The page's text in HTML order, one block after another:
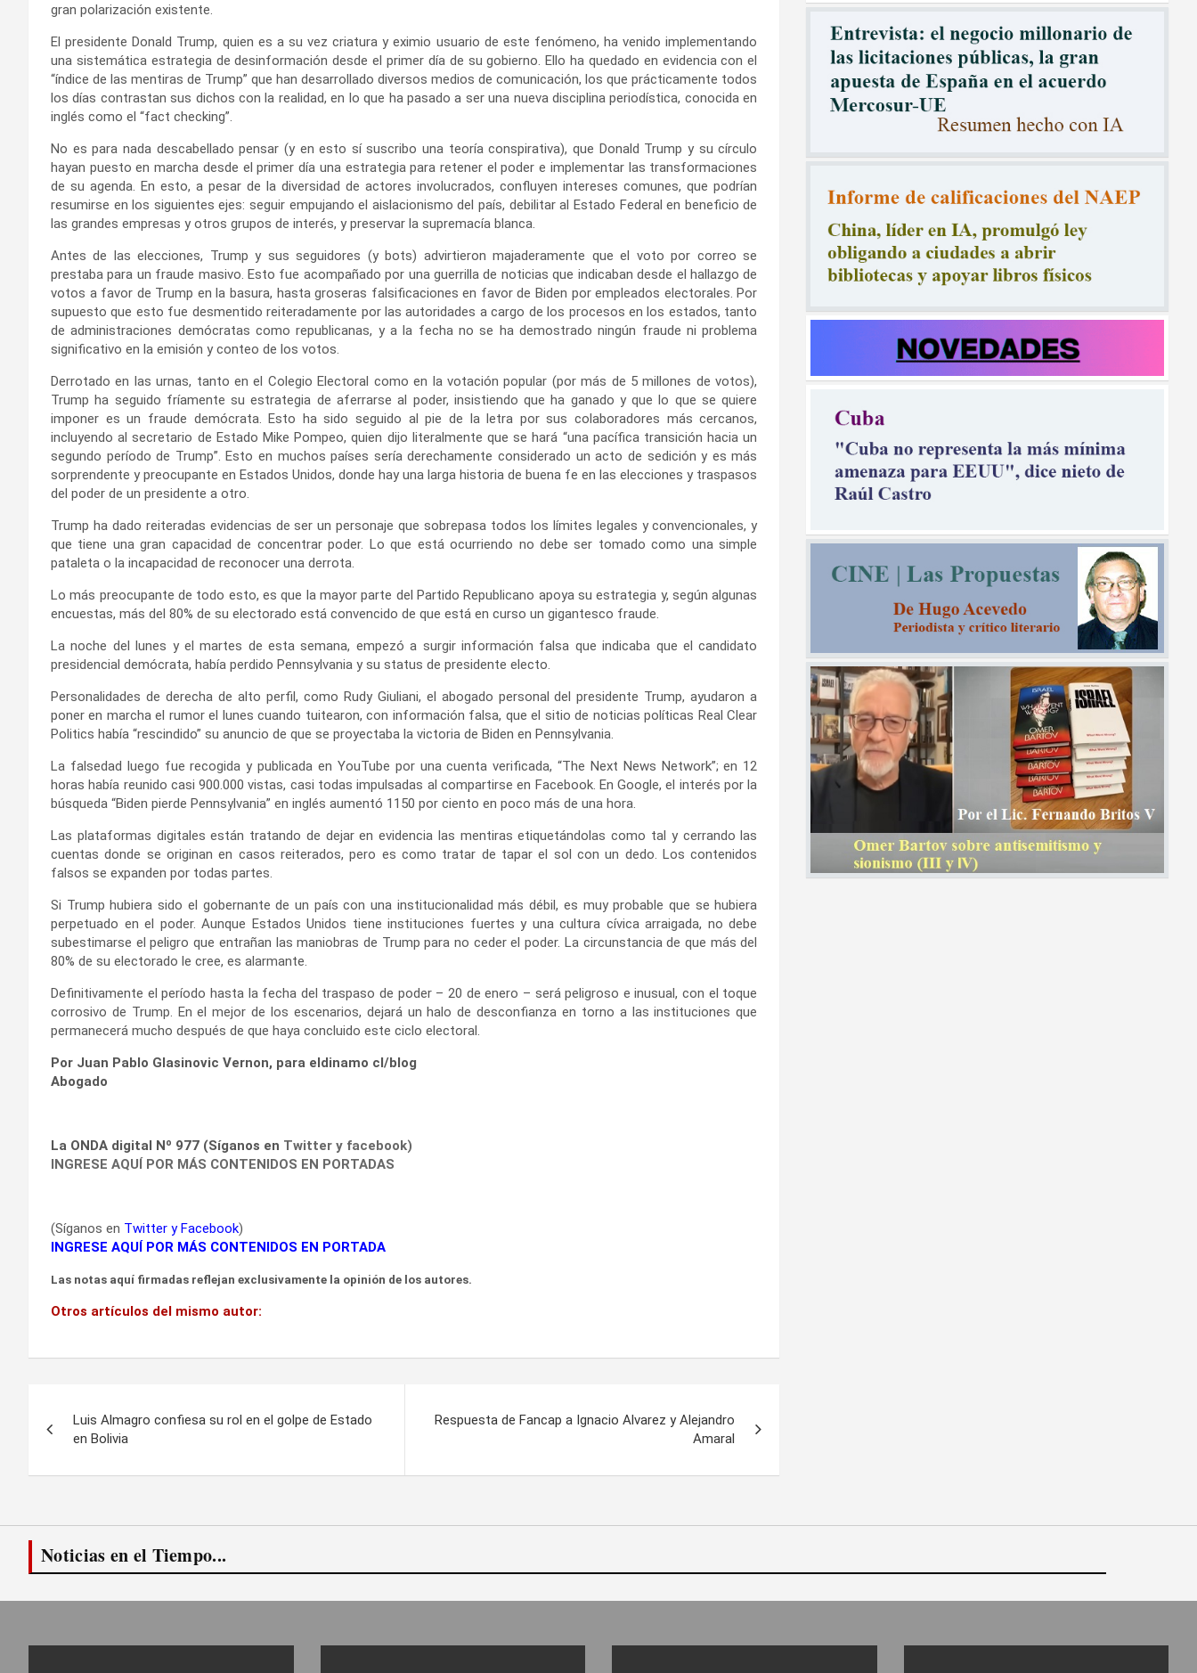
gran polarización existente.
El presidente Donald Trump, quien es a su vez criatura y eximio usuario de este fenómeno, ha venido implementando
una sistemática estrategia de desinformación desde el primer día de su gobierno. Ello ha quedado en evidencia con el
“índice de las mentiras de Trump” que han desarrollado diversos medios de comunicación, los que prácticamente todos
los días contrastan sus dichos con la realidad, en lo que ha pasado a ser una nueva disciplina periodística, conocida en
inglés como el “fact checking”.
No es para nada descabellado pensar (y en esto sí suscribo una teoría conspirativa), que Donald Trump y su círculo
hayan puesto en marcha desde el primer día una estrategia para retener el poder e implementar las transformaciones
de su agenda. En esto, a pesar de la diversidad de actores involucrados, confluyen intereses comunes, que podrían
resumirse en los siguientes ejes: seguir empujando el aislacionismo del país, debilitar al Estado Federal en beneficio de
las grandes empresas y otros grupos de interés, y preservar la supremacía blanca.
Antes de las elecciones, Trump y sus seguidores (y bots) advirtieron majaderamente que el voto por correo se
prestaba para un fraude masivo. Esto fue acompañado por una guerrilla de noticias que indicaban desde el hallazgo de
votos a favor de Trump en la basura, hasta groseras falsificaciones en favor de Biden por empleados electorales. Por
supuesto que esto fue desmentido reiteradamente por las autoridades a cargo de los procesos en los estados, tanto
de administraciones demócratas como republicanas, y a la fecha no se ha demostrado ningún fraude ni problema
significativo en la emisión y conteo de los votos.
Derrotado en las urnas, tanto en el Colegio Electoral como en la votación popular (por más de 5 millones de votos),
Trump ha seguido fríamente su estrategia de aferrarse al poder, insistiendo que ha ganado y que lo que se quiere
imponer es un fraude demócrata. Esto ha sido seguido al pie de la letra por sus colaboradores más cercanos,
incluyendo al secretario de Estado Mike Pompeo, quien dijo literalmente que se hará “una pacífica transición hacia un
segundo período de Trump”. Esto en muchos países sería derechamente considerado un acto de sedición y es más
sorprendente y preocupante en Estados Unidos, donde hay una larga historia de buena fe en las elecciones y traspasos
del poder de un presidente a otro.
Trump ha dado reiteradas evidencias de ser un personaje que sobrepasa todos los límites legales y convencionales, y
que tiene una gran capacidad de concentrar poder. Lo que está ocurriendo no debe ser tomado como una simple
pataleta o la incapacidad de reconocer una derrota.
Lo más preocupante de todo esto, es que la mayor parte del Partido Republicano apoya su estrategia y, según algunas
encuestas, más del 80% de su electorado está convencido de que está en curso un gigantesco fraude.
La noche del lunes y el martes de esta semana, empezó a surgir información falsa que indicaba que el candidato
presidencial demócrata, había perdido Pennsylvania y su status de presidente electo.
Personalidades de derecha de alto perfil, como Rudy Giuliani, el abogado personal del presidente Trump, ayudaron a
poner en marcha el rumor el lunes cuando tuitearon, con información falsa, que el sitio de noticias políticas Real Clear
Politics había “rescindido” su anuncio de que se proyectaba la victoria de Biden en Pennsylvania.
La falsedad luego fue recogida y publicada en YouTube por una cuenta verificada, “The Next News Network”; en 12
horas había reunido casi 900.000 vistas, casi todas impulsadas al compartirse en Facebook. En Google, el interés por la
búsqueda “Biden pierde Pennsylvania” en inglés aumentó 1150 por ciento en poco más de una hora.
Las plataformas digitales están tratando de dejar en evidencia las mentiras etiquetándolas como tal y cerrando las
cuentas donde se originan en casos reiterados, pero es como tratar de tapar el sol con un dedo. Los contenidos
falsos se expanden por todas partes.
Si Trump hubiera sido el gobernante de un país con una institucionalidad más débil, es muy probable que se hubiera
perpetuado en el poder. Aunque Estados Unidos tiene instituciones fuertes y una cultura cívica arraigada, no debe
subestimarse el peligro que entrañan las maniobras de Trump para no ceder el poder. La circunstancia de que más del
80% de su electorado le cree, es alarmante.
Definitivamente el período hasta la fecha del traspaso de poder – 20 de enero – será peligroso e inusual, con el toque
corrosivo de Trump. En el mejor de los escenarios, dejará un halo de desconfianza en torno a las instituciones que
permanecerá mucho después de que haya concluido este ciclo electoral.
Por Juan Pablo Glasinovic Vernon, para eldinamo cl/blog
Abogado
La ONDA digital Nº 977 (Síganos en Twitter y facebook)
INGRESE AQUÍ POR MÁS CONTENIDOS EN PORTADAS
(Síganos en Twitter yFacebook)
INGRESE AQUÍ POR MÁS CONTENIDOS EN PORTADA
Las notas aquí firmadas reflejan exclusivamente la opinión de los autores.
Otros artículos del mismo autor:
de
entradas
Luis Almagro confiesa su rol en el golpe de Estado
en Bolivia
Respuesta de Fancap a Ignacio Alvarez y Alejandro
Amaral
Noticias en el Tiempo...